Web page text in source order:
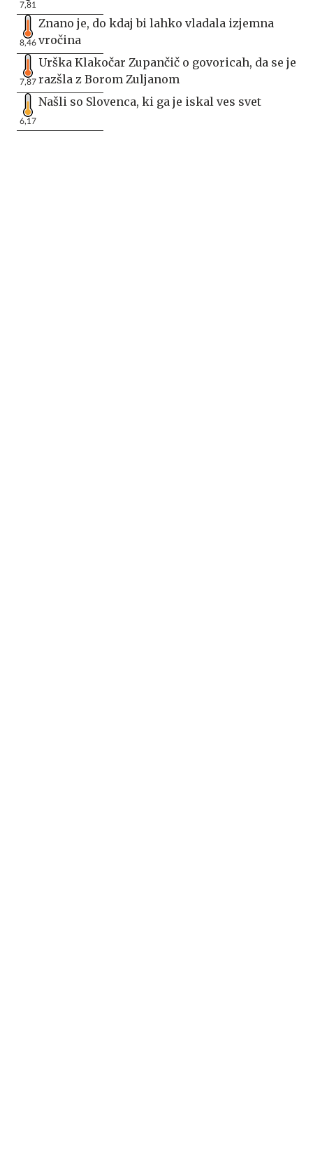
7,81
8,46
Znano je, do kdaj bi lahko vladala izjemna
vročina
7,87
Urška Klakočar Zupančič o govoricah, da se je
razšla z Borom Zuljanom
6,17
Našli so Slovenca, ki ga je iskal ves svet